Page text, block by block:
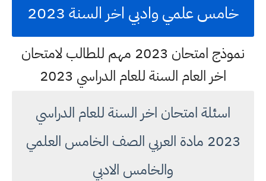
خامس علمي وادبي اخر السنة 2023
نموذج امتحان 2023 مهم للطالب لامتحان
اخر العام السنة للعام الدراسي 2023
اسئلة امتحان اخر السنة للعام الدراسي
2023 مادة العربي الصف الخامس العلمي
والخامس الادبي